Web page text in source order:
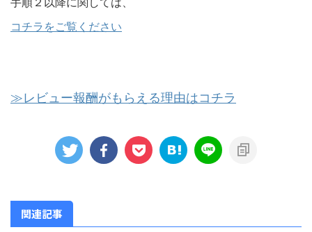
コチラをご覧ください
≫レビュー報酬がもらえる理由はコチラ
関連記事